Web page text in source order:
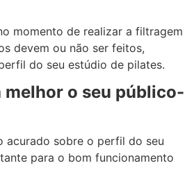
momento de realizar a filtragem
devem ou não ser feitos,
do seu estúdio de pilates.
o seu público-
acurado sobre o perfil do seu
para o bom funcionamento